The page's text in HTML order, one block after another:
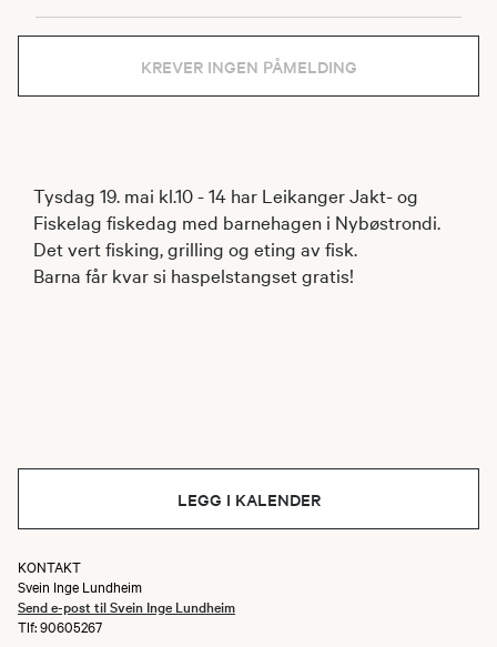
KREVER INGEN PÅMELDING
Tysdag 19. mai kl.10 - 14 har Leikanger Jakt- og
Fiskelag fiskedag med barnehagen i Nybøstrondi.
Det vert fisking, grilling og eting av fisk.
Barna får kvar si haspelstangset gratis!
LEGG I KALENDER
KONTAKT
Svein Inge Lundheim
Send e-post til Svein Inge Lundheim
Tlf: 90605267